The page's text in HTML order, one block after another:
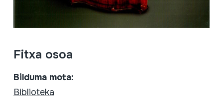
Fitxa osoa
Bilduma mota:
Biblioteka